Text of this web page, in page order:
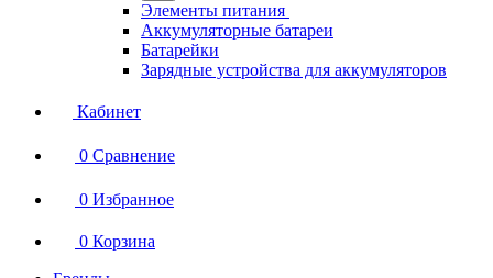
Элементы питания
Аккумуляторные батареи
Батарейки
Зарядные устройства для аккумуляторов
Кабинет
0 Сравнение
0 Избранное
0 Корзина